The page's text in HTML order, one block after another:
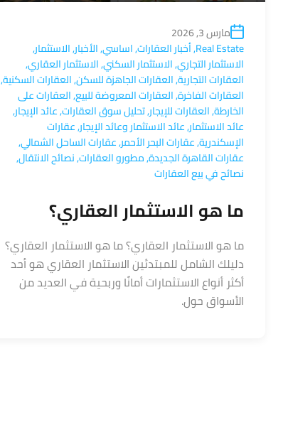
مارس 3, 2026
Real Estate
,أخبار العقارات,اساسي,الأخبار,الاستثمار,
الاستثمار التجاري,الاستثمار السكني,الاستثمار العقاري,
العقارات التجارية,العقارات الجاهزة للسكن,العقارات السكنية,
العقارات الفاخرة,العقارات المعروضة للبيع,العقارات على
الخارطة,العقارات للإيجار,تحليل سوق العقارات,عائد الإيجار,
عائد الاستثمار,عائد الاستثمار وعائد الإيجار,عقارات
الإسكندرية,عقارات البحر الأحمر,عقارات الساحل الشمالي,
عقارات القاهرة الجديدة,مطورو العقارات,نصائح الانتقال,
نصائح في بيع العقارات
ما هو الاستثمار العقاري؟
ما هو الاستثمار العقاري؟ ما هو الاستثمار العقاري؟
دليلك الشامل للمبتدئين الاستثمار العقاري هو أحد
أكثر أنواع الاستثمارات أمانًا وربحية في العديد من
الأسواق حول.